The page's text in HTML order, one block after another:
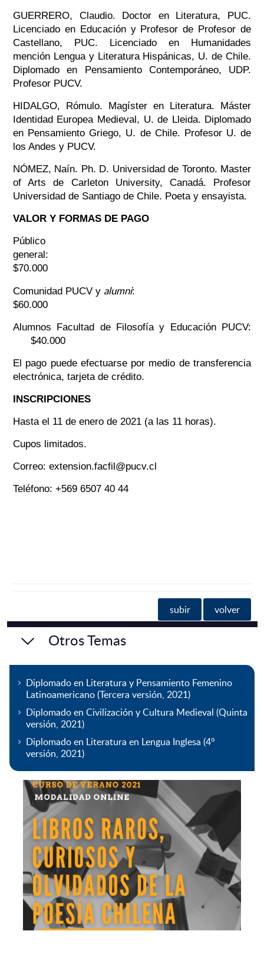
GUERRERO, Claudio. Doctor en Literatura, PUC.
Licenciado en Educación y Profesor de Profesor de
Castellano, PUC. Licenciado en Humanidades
mención Lengua y Literatura Hispánicas, U. de Chile.
Diplomado en Pensamiento Contemporáneo, UDP.
Profesor PUCV.
HIDALGO, Rómulo. Magíster en Literatura. Máster
Identidad Europea Medieval, U. de Lleida. Diplomado
en Pensamiento Griego, U. de Chile. Profesor U. de
los Andes y PUCV.
NÓMEZ, Naín. Ph. D. Universidad de Toronto. Master
of Arts de Carleton University, Canadá. Profesor
Universidad de Santiago de Chile. Poeta y ensayista.
VALOR Y FORMAS DE PAGO
Público
general:
$70.000
Comunidad PUCV y alumni:
$60.000
Alumnos Facultad de Filosofía y Educación PUCV:
$40.000
El pago puede efectuarse por medio de transferencia
electrónica, tarjeta de crédito.
INSCRIPCIONES
Hasta el 11 de enero de 2021 (a las 11 horas).
Cupos limitados.
Correo: extension.facfil@pucv.cl
Teléfono: +569 6507 40 44
subir volver
Otros Temas
Diplomado en Literatura y Pensamiento Femenino
Latinoamericano (Tercera versión, 2021)
Diplomado en Civilización y Cultura Medieval (Quinta
versión, 2021)
Diplomado en Literatura en Lengua Inglesa (4°
versión, 2021)